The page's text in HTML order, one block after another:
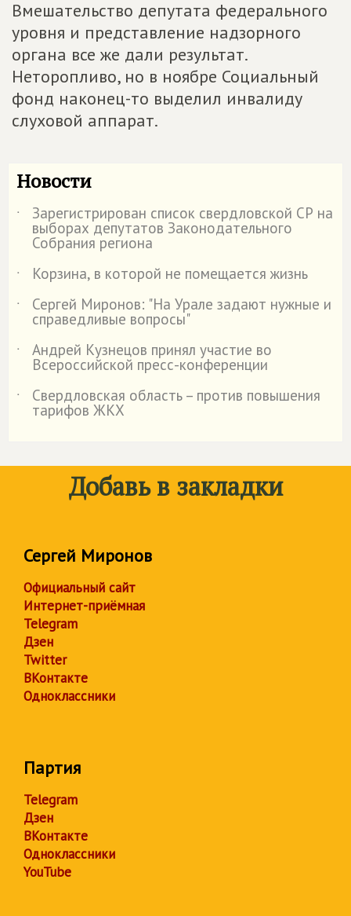
Вмешательство депутата федерального
уровня и представление надзорного
органа все же дали результат.
Неторопливо, но в ноябре Социальный
фонд наконец-то выделил инвалиду
слуховой аппарат.
Новости
˙ Зарегистрирован список свердловской СР на
выборах депутатов Законодательного
Собрания региона
˙
Корзина, в которой не помещается жизнь
˙
Сергей Миронов: "На Урале задают нужные и
справедливые вопросы"
˙
Андрей Кузнецов принял участие во
Всероссийской пресс-конференции
˙
Свердловская область – против повышения
тарифов ЖКХ
Добавь в закладки
Сергей Миронов
Официальный сайт
Интернет-приёмная
Telegram
Дзен
Twitter
ВКонтакте
Одноклассники
Партия
Telegram
Дзен
ВКонтакте
Одноклассники
YouTube